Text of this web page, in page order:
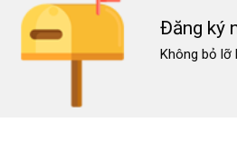
Đăng ký
Không bỏ lỡ